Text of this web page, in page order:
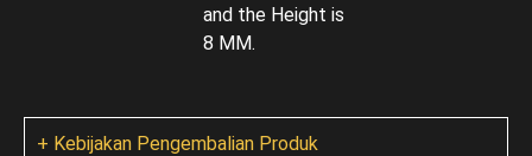
and the Height is
8 MM.
+ Kebijakan Pengembalian Produk